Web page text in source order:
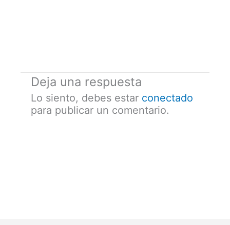
Deja una respuesta
Lo siento, debes estar conectado
para publicar un comentario.